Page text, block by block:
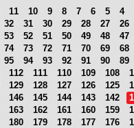
4
5
6
7
8
9
10
11
26
27
28
29
30
31
32
47
48
49
50
51
52
53
68
69
70
71
72
73
74
89
90
91
92
93
94
95
108
109
110
111
112
125
126
127
128
129
142
143
144
145
146
159
160
161
162
163
176
177
178
179
180